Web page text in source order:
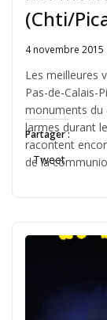
(Chti/
Written
Jérémie
4 novembre 2015
Les meilleures
Pas-de-Calais-
monuments du
larmes durant
racontent
de la
Partager :
Tweet